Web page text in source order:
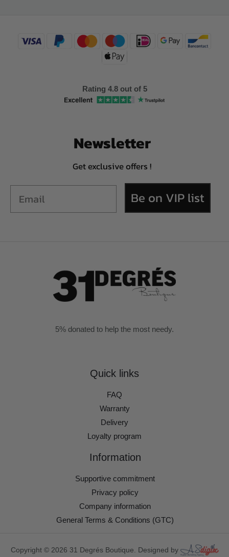
Rating 4.8 out of 5
Newsletter
Get exclusive offers !
Be on VIP list
5% donated to help the most needy.
Quick links
FAQ
Warranty
Delivery
Loyalty program
Information
Supportive commitment
Privacy policy
Company information
General Terms & Conditions (GTC)
Copyright © 2026 31 Degrés Boutique. Designed by